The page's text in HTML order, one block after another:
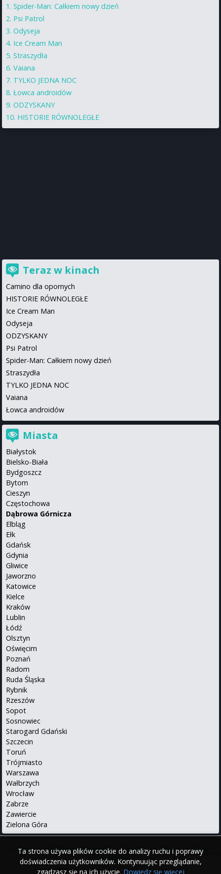
Ta strona używa plików cookie do analizy ruchu i poprawy
doświadczenia użytkowników. Kontynuując przeglądanie,
zgadzasz się na ich użycie. Dowiedz się więcej
Spider-Man: Całkiem nowy dzień
Psi Patrol
Odyseja
Ice Cream Man
Straszydła
Vaiana
TYLKO JEDNA NOC
Łowca androidów
ODZYSKANY
HISTORIE RÓWNOLEGŁE
Teraz w kinach
Camino dla opornych
HISTORIE RÓWNOLEGŁE
Ice Cream Man
Odyseja
ODZYSKANY
Psi Patrol
Spider-Man: Całkiem nowy dzień
Straszydła
TYLKO JEDNA NOC
Vaiana
Łowca androidów
Miasta
Białystok
Bielsko-Biała
Bydgoszcz
Bytom
Cieszyn
Częstochowa
Dąbrowa Górnicza
Elbląg
Ełk
Gdańsk
Gdynia
Gliwice
Jaworzno
Katowice
Kielce
Kraków
Lublin
Łódź
Olsztyn
Oświęcim
Poznań
Radom
Ruda Śląska
Rybnik
Rzeszów
Sopot
Sosnowiec
Starogard Gdański
Szczecin
Toruń
Trójmiasto
Warszawa
Wałbrzych
Wrocław
Zabrze
Zawiercie
Zielona Góra
O serwisie•Polityka prywatności•Kontakt•iPhone•Android
English